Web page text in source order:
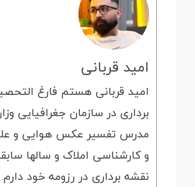
امید قربانی
امید قربانی هستم فارغ
برداری در سازمان جغرافیایی
مدرس تفسیر عکس هوایی و
و کارشناسی املاک و سالها
نقشه برداری در رزومه خود دارم.